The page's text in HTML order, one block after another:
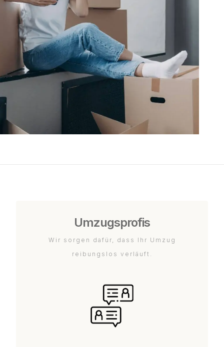
Umzugsprofis
Wir sorgen dafür, dass Ihr Umzug
reibungslos verläuft.